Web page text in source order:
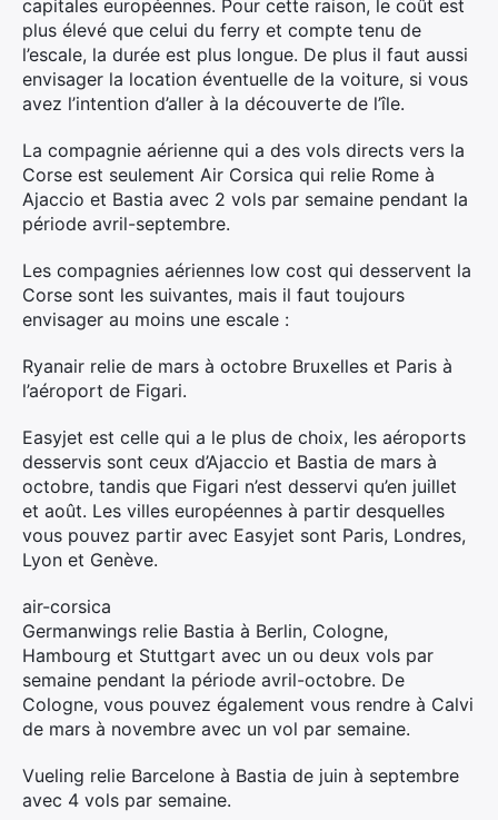
capitales européennes. Pour cette raison, le coût est
plus élevé que celui du ferry et compte tenu de
l’escale, la durée est plus longue. De plus il faut aussi
envisager la location éventuelle de la voiture, si vous
avez l’intention d’aller à la découverte de l’île.
La compagnie aérienne qui a des vols directs vers la
Corse est seulement Air Corsica qui relie Rome à
Ajaccio et Bastia avec 2 vols par semaine pendant la
période avril-septembre.
Les compagnies aériennes low cost qui desservent la
Corse sont les suivantes, mais il faut toujours
envisager au moins une escale :
Ryanair relie de mars à octobre Bruxelles et Paris à
l’aéroport de Figari.
Easyjet est celle qui a le plus de choix, les aéroports
desservis sont ceux d’Ajaccio et Bastia de mars à
octobre, tandis que Figari n’est desservi qu’en juillet
et août. Les villes européennes à partir desquelles
vous pouvez partir avec Easyjet sont Paris, Londres,
Lyon et Genève.
air-corsica
Germanwings relie Bastia à Berlin, Cologne,
Hambourg et Stuttgart avec un ou deux vols par
semaine pendant la période avril-octobre. De
Cologne, vous pouvez également vous rendre à Calvi
de mars à novembre avec un vol par semaine.
Vueling relie Barcelone à Bastia de juin à septembre
avec 4 vols par semaine.